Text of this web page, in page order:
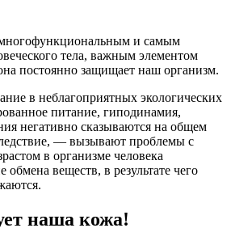
и самым
тела, важным элементом
постоянно защищает наш организм.
в неблагоприятных экологических
питание, гиподинамия,
негативно сказываются на общем
— вызывают проблемы с
в организме человека
обмена веществ, в результате чего
наша кожа!